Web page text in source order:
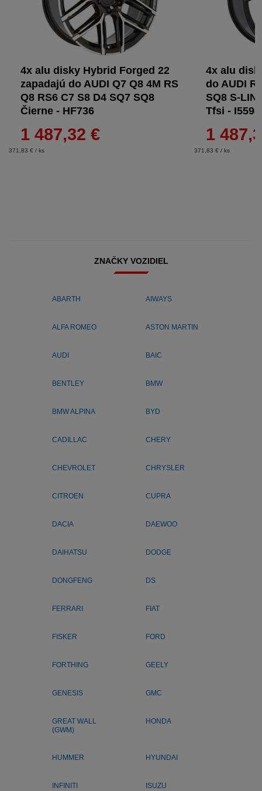
4x alu disky Hybrid Forged 22
zapadajú do AUDI Q7 Q8 4M RS
Q8 RS6 C7 S8 D4 SQ7 SQ8
Čierne - HF736
1 487,32 €
371,83 € / ks
4x alu
do AUDI
SQ8 S-
Tfsi -
1
371,83 € / ks
ZNAČKY VOZIDIEL
ABARTH AIWAYS
ALFA ROMEO ASTON MARTIN
AUDI BAIC
BENTLEY BMW
BMW ALPINA BYD
CADILLAC CHERY
CHEVROLET CHRYSLER
CITROEN CUPRA
DACIA DAEWOO
DAIHATSU DODGE
DONGFENG DS
FERRARI FIAT
FISKER FORD
FORTHING GEELY
GENESIS GMC
GREAT WALL
(GWM)
HONDA
HUMMER HYUNDAI
INFINITI ISUZU